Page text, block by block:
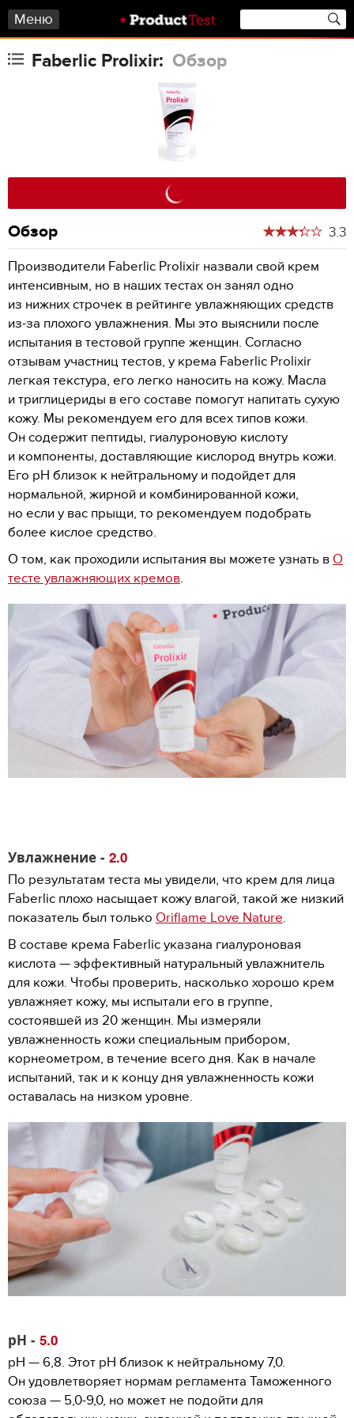
Меню
Faberlic Prolixir: Обзор
Обзор 3.3
Производители Faberlic Prolixir назвали свой крем
интенсивным, но в наших тестах он занял одно
из нижних строчек в рейтинге увлажняющих средств
из-за плохого увлажнения. Мы это выяснили после
испытания в тестовой группе женщин. Согласно
отзывам участниц тестов, у крема Faberlic Prolixir
легкая текстура, его легко наносить на кожу. Масла
и триглицериды в его составе помогут напитать сухую
кожу. Мы рекомендуем его для всех типов кожи.
Он содержит пептиды, гиалуроновую кислоту
и компоненты, доставляющие кислород внутрь кожи.
Его рН близок к нейтральному и подойдет для
нормальной, жирной и комбинированной кожи,
но если у вас прыщи, то рекомендуем подобрать
более кислое средство.
О том, как проходили испытания вы можете узнать в О
тесте увлажняющих кремов.
Увлажнение - 2.0
По результатам теста мы увидели, что крем для лица
Faberlic плохо насыщает кожу влагой, такой же низкий
показатель был только Oriflame Love Nature.
В составе крема Faberlic указана гиалуроновая
кислота — эффективный натуральный увлажнитель
для кожи. Чтобы проверить, насколько хорошо крем
увлажняет кожу, мы испытали его в группе,
состоявшей из 20 женщин. Мы измеряли
увлажненность кожи специальным прибором,
корнеометром, в течение всего дня. Как в начале
испытаний, так и к концу дня увлажненность кожи
оставалась на низком уровне.
рН - 5.0
рН — 6,8. Этот рН близок к нейтральному 7,0.
Он удовлетворяет нормам регламента Таможенного
союза — 5,0-9,0, но может не подойти для